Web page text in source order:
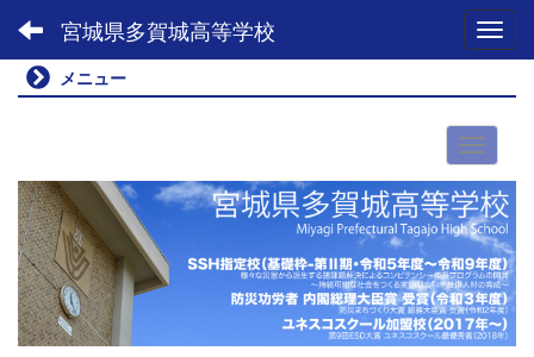
宮城県多賀城高等学校
メニュー